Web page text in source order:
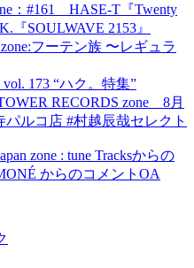
：#161 HASE-T『Twenty
『SOULWAVE 2153』
フーテン族 〜レギュラ
vol. 173 “ハク。特集”
RECORDS zone 8月
ルコ店 #村越辰哉セレクト
zone : tune Tracksからの
からのコメントOA